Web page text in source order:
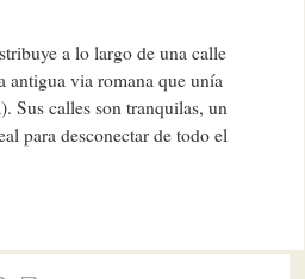
a lo largo de una calle
antigua via romana que unía
Sus calles son tranquilas, un
para desconectar de todo el